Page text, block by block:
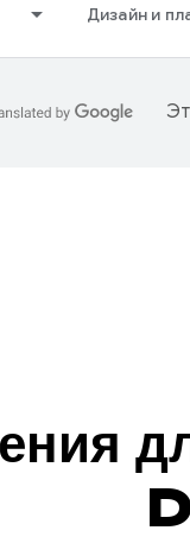
Дизайн и